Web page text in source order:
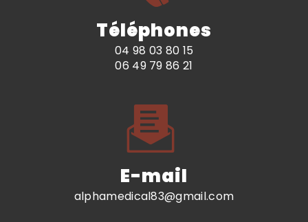
Téléphones
04 98 03 80 15
06 49 79 86 21
E-mail
alphamedical83@gmail.com